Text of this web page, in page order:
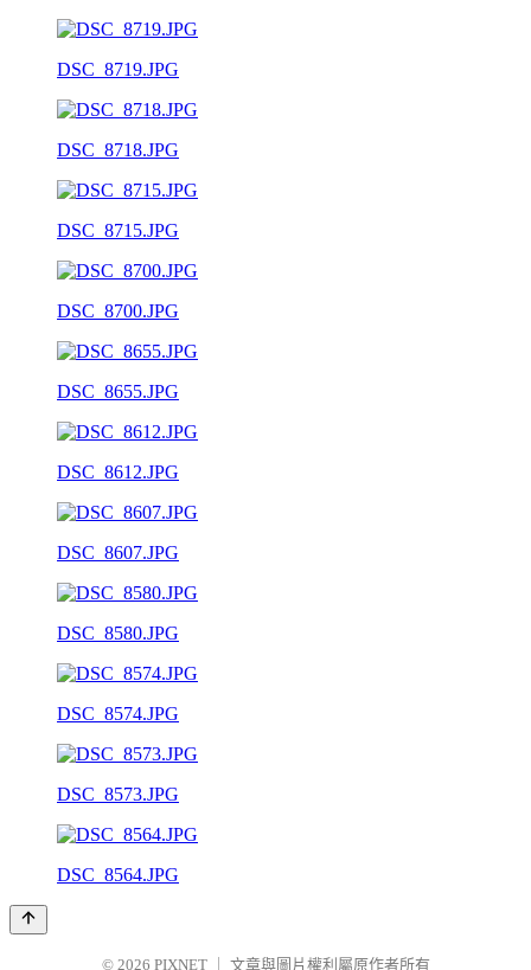
DSC_8719.JPG
DSC_8718.JPG
DSC_8715.JPG
DSC_8700.JPG
DSC_8655.JPG
DSC_8612.JPG
DSC_8607.JPG
DSC_8580.JPG
DSC_8574.JPG
DSC_8573.JPG
DSC_8564.JPG
© 2026 PIXNET 文章與圖片權利屬原作者所有